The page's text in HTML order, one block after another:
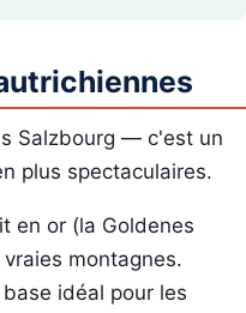
Salzbourg — c'est un
plus spectaculaires.
en or (la Goldenes
montagnes.
idéal pour les